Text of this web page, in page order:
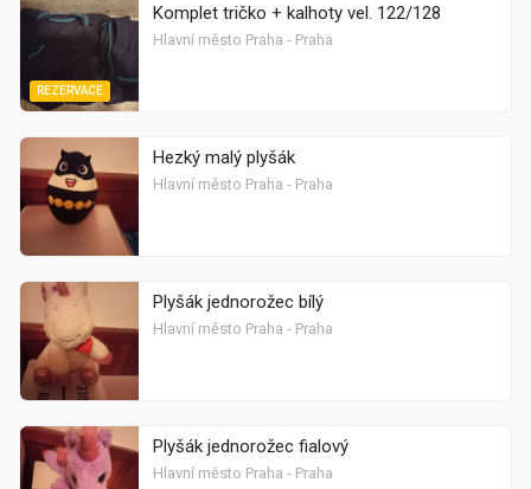
REZERVACE
Komplet tričko + kalhoty vel. 122/128
Hlavní město Praha - Praha
Hezký malý plyšák
Hlavní město Praha - Praha
Plyšák jednorožec bílý
Hlavní město Praha - Praha
Plyšák jednorožec fialový
Hlavní město Praha - Praha